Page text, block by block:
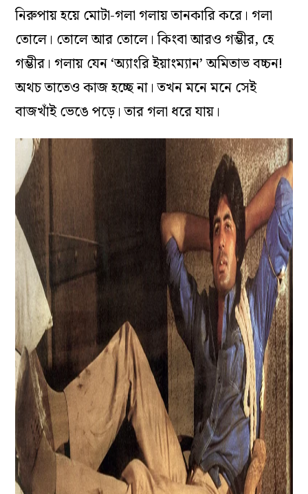
নিরুপায় হয়ে মোটা-গলা গলায় তানকারি করে। গলা
তোলে। তোলে আর তোলে। কিংবা আরও গম্ভীর, হে
গম্ভীর। গলায় যেন ‘অ্যাংরি ইয়াংম্যান’ অমিতাভ বচ্চন!
অথচ তাতেও কাজ হচ্ছে না। তখন মনে মনে সেই
বাজখাঁই ভেঙে পড়ে। তার গলা ধরে যায়।